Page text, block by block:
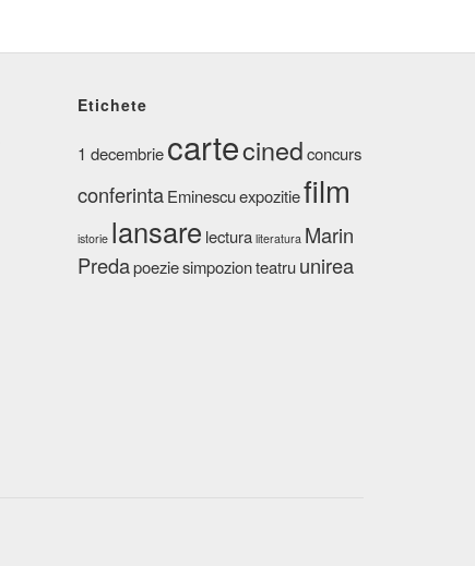
Etichete
1 decembrie cartecinedconcurs
conferinta Eminescuexpozitiefilm
istorie lansare lectura literatura Marin
Predapoeziesimpozionteatru unirea